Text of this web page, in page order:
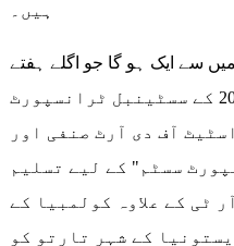
ہیں۔
سے ایک ہو گا جو اگلے ہفتے
واشنگٹن ڈی سی، امریکہ میں 2022 کے سسٹینبل ٹرانسپورٹ
آف دی آرٹ صنفی اور
سسٹم" کے لیے تسلیم
ٹی کے علاوہ کولمبیا کے
کے شہر تارتو کو